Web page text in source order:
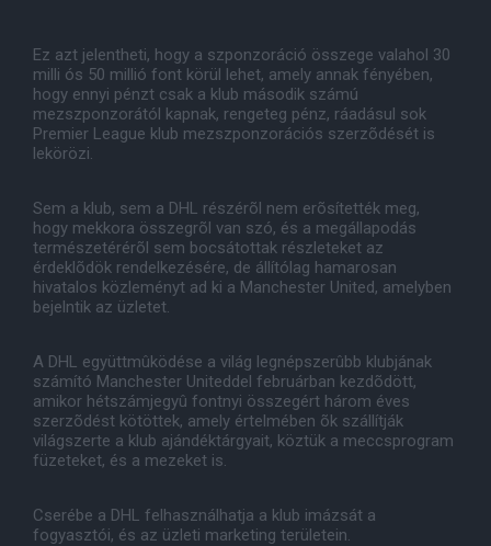
Ez azt jelentheti, hogy a szponzoráció összege valahol 30
milli ós 50 millió font körül lehet, amely annak fényében,
hogy ennyi pénzt csak a klub második számú
mezszponzorától kapnak, rengeteg pénz, ráadásul sok
Premier League klub mezszponzorációs szerzõdését is
lekörözi.
Sem a klub, sem a DHL részérõl nem erõsítették meg,
hogy mekkora összegrõl van szó, és a megállapodás
természetérérõl sem bocsátottak részleteket az
érdeklõdök rendelkezésére, de állítólag hamarosan
hivatalos közleményt ad ki a Manchester United, amelyben
bejelntik az üzletet.
A DHL együttmûködése a világ legnépszerûbb klubjának
számító Manchester Uniteddel februárban kezdõdött,
amikor hétszámjegyû fontnyi összegért három éves
szerzõdést kötöttek, amely értelmében õk szállítják
világszerte a klub ajándéktárgyait, köztük a meccsprogram
füzeteket, és a mezeket is.
Cserébe a DHL felhasználhatja a klub imázsát a
fogyasztói, és az üzleti marketing területein.